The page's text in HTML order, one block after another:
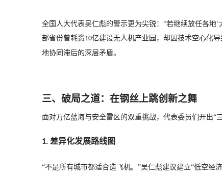
全国人大代表吴仁彪的警示更为尖锐： “若继续放任各地
部省份曾耗资10亿建设无人机产业园，却因技术空心化
地协同滞后的深层矛盾。
三、破局之道：在钢丝上跳创新之舞
面对万亿蓝海与安全雷区的双重挑战，代表委员们开出“
1. 差异化发展路线图
“不是所有城市都适合造飞机。”吴仁彪建议建立“低空经